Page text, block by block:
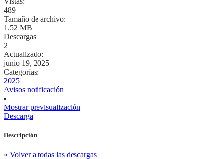
489
Tamaño de archivo:
1.52 MB
Descargas:
2
Actualizado:
junio 19, 2025
Categorías:
2025
Avisos notificación
Mostrar previsualización
Descarga
Descripción
« Volver a todas las descargas